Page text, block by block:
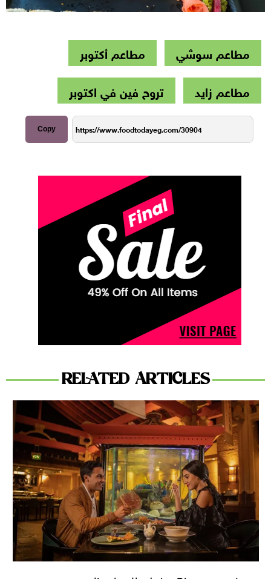
مطاعم سوشي
مطاعم أكتوبر
مطاعم زايد
تروح فين في اكتوبر
Copy
RELATED ARTICLES